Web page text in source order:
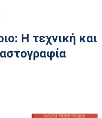
Η τεχνική και